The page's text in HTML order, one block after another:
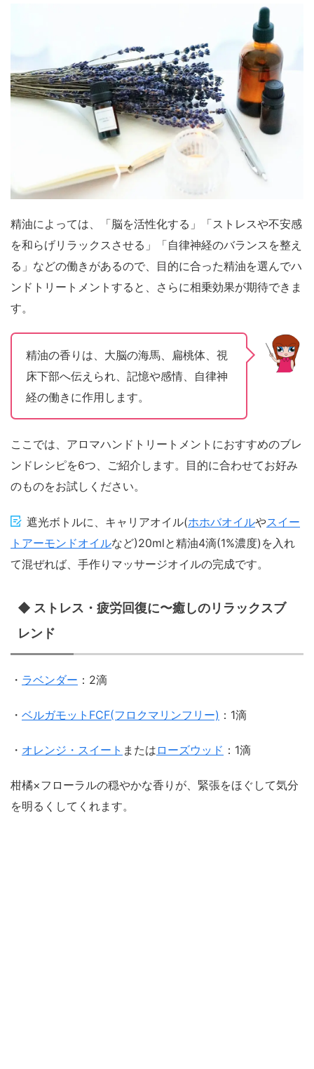
精油によっては、「脳を活性化する」「ストレスや不安感
を和らげリラックスさせる」「自律神経のバランスを整え
る」などの働きがあるので、目的に合った精油を選んでハ
ンドトリートメントすると、さらに相乗効果が期待できま
す。
精油の香りは、大脳の海馬、扁桃体、視
床下部へ伝えられ、記憶や感情、自律神
経の働きに作用します。
ここでは、アロマハンドトリートメントにおすすめのブレ
ンドレシピを6つ、ご紹介します。目的に合わせてお好み
のものをお試しください。
遮光ボトルに、キャリアオイル(ホホバオイルやスイー
トアーモンドオイルなど)20mlと精油4滴(1%濃度)を入れ
て混ぜれば、手作りマッサージオイルの完成です。
◆ ストレス・疲労回復に〜癒しのリラックスブ
レンド
・ ラベンダー ：2滴
・ ベルガモットFCF(フロクマリンフリー) ：1滴
・ オレンジ・スイート または ローズウッド ：1滴
柑橘×フローラルの穏やかな香りが、緊張をほぐして気分
を明るくしてくれます。